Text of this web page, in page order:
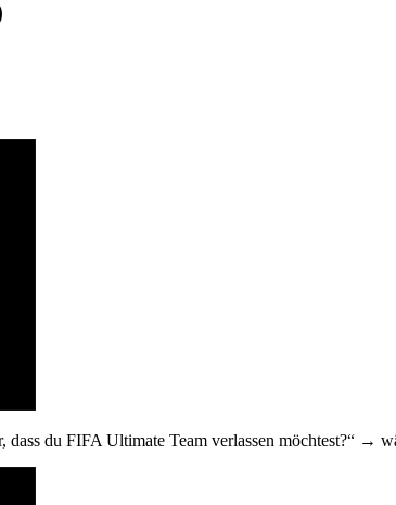
dass du FIFA Ultimate Team verlassen möchtest?“ →